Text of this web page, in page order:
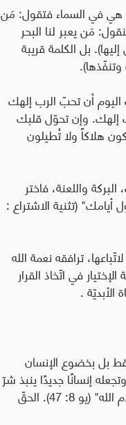
هي في السماء فتقول: مَن
مَن يعبر لنا البحر
بل الكلمة قريبة
أن تحبّ الرب إلهك
إلهك. وإن تحوّل قلبك
هلاكاً ولا تُطيلون
واللعنة، فاختر
(تثنية الاشتراع :
ترافقه نعمة الله
في اتّخاذ القرار
.
بل بخضوع الإنسان
إنسانًا جديدًا ينبذ شرّ
ماضيه ويلملم ما فيها من آثام وأخطاء وعيوب "مَنْ كان من الله، استمع إلى كلام الله" (يو 8: 47). الحقّ